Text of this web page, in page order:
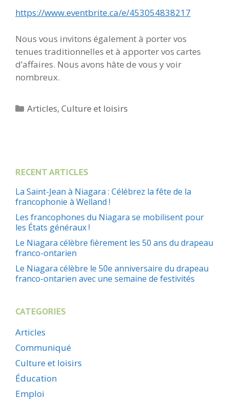
https://www.eventbrite.ca/e/453054838217
Nous vous invitons également à porter vos
tenues traditionnelles et à apporter vos cartes
d’affaires. Nous avons hâte de vous y voir
nombreux.
Catégories
Articles,Culture et loisirs
RECENT ARTICLES
La Saint-Jean à Niagara : Célébrez la fête de la
francophonie à Welland !
Les francophones du Niagara se mobilisent pour
les États généraux !
Le Niagara célèbre fièrement les 50 ans du drapeau
franco-ontarien
Le Niagara célèbre le 50e anniversaire du drapeau
franco-ontarien avec une semaine de festivités
CATEGORIES
Articles
Communiqué
Culture et loisirs
Éducation
Emploi